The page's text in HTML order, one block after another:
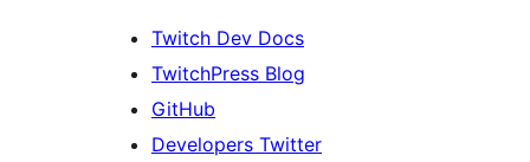
Twitch Dev Docs
TwitchPress Blog
GitHub
Developers Twitter